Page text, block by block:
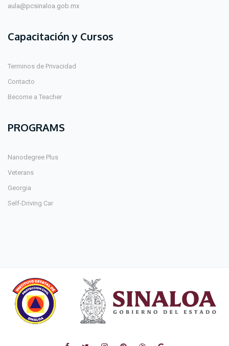
aula@pcsinaloa.gob.mx
Capacitación y Cursos
Terminos de Privacidad
Contacto
Become a Teacher
PROGRAMS
Nanodegree Plus
Veterans
Georgia
Self-Driving Car